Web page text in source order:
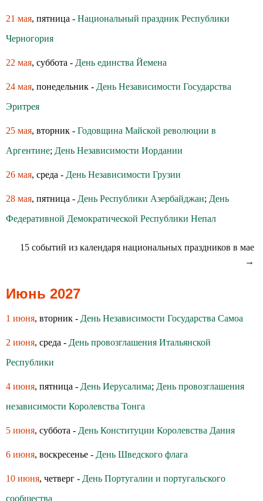
21 мая, пятница - Национальный праздник Республики
Черногория
22 мая, суббота - День единства Йемена
24 мая, понедельник - День Независимости Государства
Эритрея
25 мая, вторник - Годовщина Майской революции в
Аргентине; День Независимости Иордании
26 мая, среда - День Независимости Грузии
28 мая, пятница - День Республики Азербайджан; День
Федеративной Демократической Республики Непал
15 событий из календаря национальных праздников в мае
→
Июнь 2027
1 июня, вторник - День Независимости Государства Самоа
2 июня, среда - День провозглашения Итальянской
Республики
4 июня, пятница - День Иерусалима; День провозглашения
независимости Королевства Тонга
5 июня, суббота - День Конституции Королевства Дания
6 июня, воскресенье - День Шведского флага
10 июня, четверг - День Португалии и португальского
сообщества